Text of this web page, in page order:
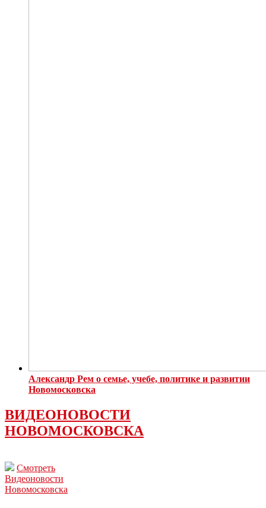
Александр Рем о семье, учебе, политике и развитии
Новомосковска
ВИДЕОНОВОСТИ
НОВОМОСКОВСКА
Смотреть
Видеоновости
Новомосковска